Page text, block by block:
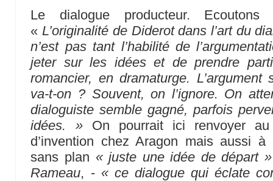
Le dialogue producteur.
« L’originalité de Diderot dans l’art du
n’est pas tant l’habilité de
jeter sur les idées et de prendre
romancier, en dramaturge.
va-t-on ? Souvent, on l’ignore. On
dialoguiste semble gagné, parfois
idées. »On pourrait ici renvoyer au
d’invention chez Aragon mais aussi à
sans plan « juste une idée de départ »
Rameau, - « ce dialogue qui éclate